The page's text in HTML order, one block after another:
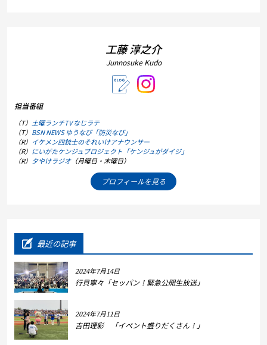
工藤 淳之介
Junnosuke Kudo
担当番組
（T） 土曜ランチTV なじラテ
（T） BSN NEWS ゆうなび「防災なび」
（R） イケメン四銃士のそれいけアナウンサー
（R） にいがたケンジュプロジェクト「ケンジュがダイジ」
（R） 夕やけラジオ（月曜日・木曜日）
プロフィールを見る
最近の記事
2024年7月14日
行貝寧々「セッパン！緊急公開生放送」
2024年7月11日
吉田理彩 「イベント盛りだくさん！」